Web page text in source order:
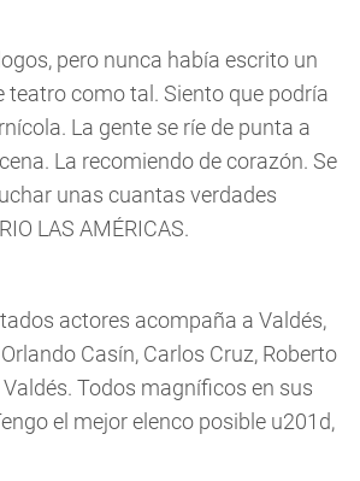
pero nunca había escrito un
como tal. Siento que podría
La gente se ríe de punta a
La recomiendo de corazón. Se
unas cuantas verdades
LAS AMÉRICAS.
actores acompaña a Valdés,
Casín, Carlos Cruz, Roberto
Todos magníficos en sus
el mejor elenco posible u201d,